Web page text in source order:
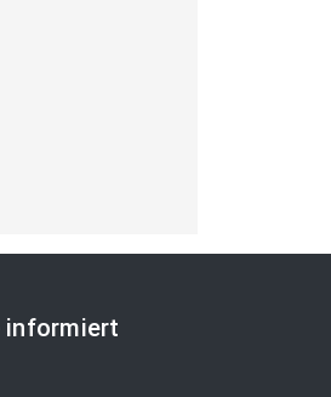
informiert